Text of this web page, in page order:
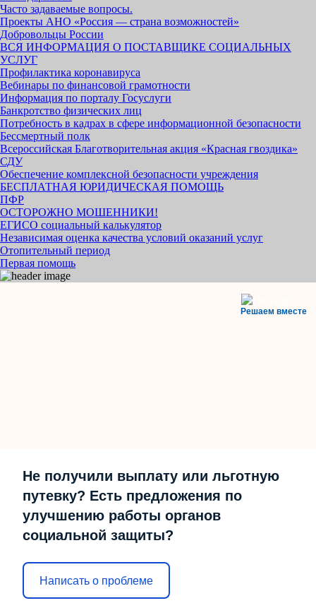
Часто задаваемые вопросы.
Проекты АНО «Россия — страна возможностей»
Добровольцы России
ВСЯ ИНФОРМАЦИЯ О ПОСТАВЩИКЕ СОЦИАЛЬНЫХ
УСЛУГ
Профилактика коронавируса
Вебинары по финансовой грамотности
Информация по порталу Госуслуги
Банкротство физических лиц
Потребность в кадрах в сфере информационной безопасности
Бессмертный полк
Всероссийская Благотворительная акция «Красная гвоздика»
СДУ
Обеспечение комплексной безопасности учреждения
БЕСПЛАТНАЯ ЮРИДИЧЕСКАЯ ПОМОЩЬ
ПФР
ОСТОРОЖНО МОШЕННИКИ!
ЕГИСО социальный калькулятор
Независимая оценка качества условий оказаний услуг
Отопительный период
Первая помощь
Решаем вместе
Не получили выплату или льготную
путевку? Есть предложения по
улучшению работы органов
социальной защиты?
Написать о проблеме